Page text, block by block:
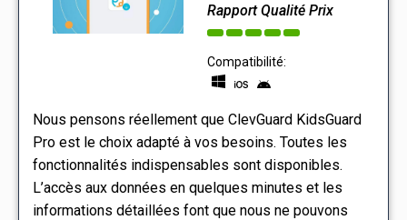
Rapport Qualité Prix
Compatibilité:
Nous pensons réellement que ClevGuard KidsGuard
Pro est le choix adapté à vos besoins. Toutes les
fonctionnalités indispensables sont disponibles.
L’accès aux données en quelques minutes et les
informations détaillées font que nous ne pouvons